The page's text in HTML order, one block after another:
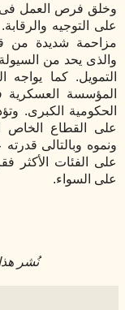
وخلق فرص العمل فى
على التوجيه
مزاحمة شديدة من
والذى يحد من
التمويل. كما
المؤسسة
الحكومية الكبرى.
على القطاع الخاص
ونموه وبالتالى
على الفئات الأكثر
على السواء.
نُشر